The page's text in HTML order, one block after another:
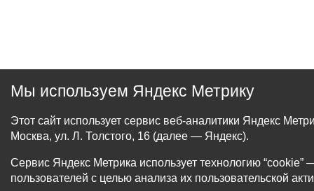
Мы используем Яндекс Метрику
Этот сайт использует сервис веб-аналитики Яндекс
Москва, ул. Л. Толстого, 16 (далее — Яндекс).
Сервис Яндекс Метрика использует технологию
пользователей с целью анализа их пользовательской